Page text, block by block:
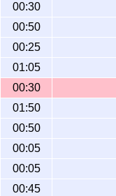
00:30
00:50
00:25
01:05
00:30
01:50
00:50
00:05
00:05
00:45